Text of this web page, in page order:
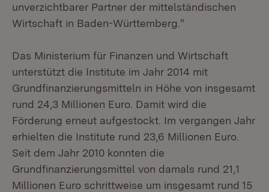
unverzichtbarer Partner der mittelständischen
Wirtschaft in Baden-Württemberg."
Das Ministerium für Finanzen und Wirtschaft
unterstützt die Institute im Jahr 2014 mit
Grundfinanzierungsmitteln in Höhe von insgesamt
rund 24,3 Millionen Euro. Damit wird die
Förderung erneut aufgestockt. Im vergangen Jahr
erhielten die Institute rund 23,6 Millionen Euro.
Seit dem Jahr 2010 konnten die
Grundfinanzierungsmittel von damals rund 21,1
Millionen Euro schrittweise um insgesamt rund 15